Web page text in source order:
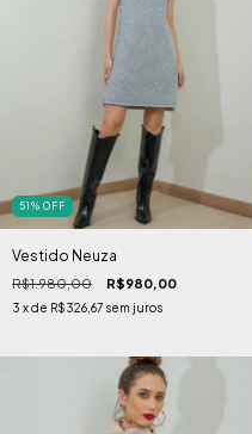
51 % OFF
Vestido Neuza
R$1.980,00 R$980,00
3 x de R$326,67 sem juros